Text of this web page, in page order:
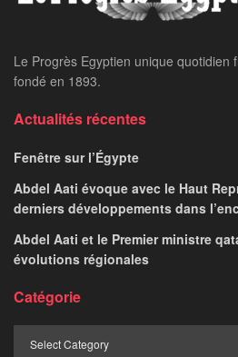
Le Progrès Egyptien unique quotidien
fondé en 1893.
Actualités récentes
Fenêtre sur l’Égypte
Abdel Aati évoque avec le Haut
derniers développements dans
Abdel Aati et le Premier ministre
évolutions régionales
Catégorie